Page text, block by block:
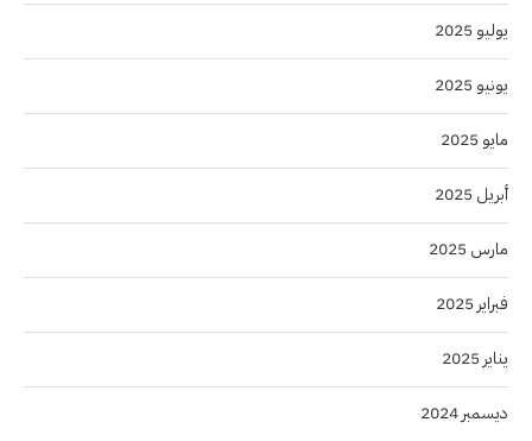
يوليو 2025
يونيو 2025
مايو 2025
أبريل 2025
مارس 2025
فبراير 2025
يناير 2025
ديسمبر 2024